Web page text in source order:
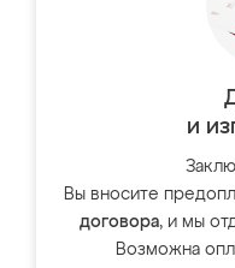
и
Вы вносите
договора, и мы
Возможна